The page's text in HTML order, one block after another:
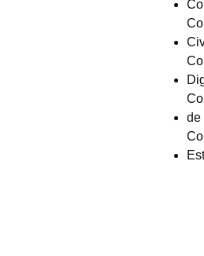
de